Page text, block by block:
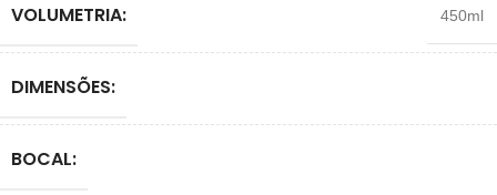
VOLUMETRIA: 450ml
DIMENSÕES:
BOCAL: